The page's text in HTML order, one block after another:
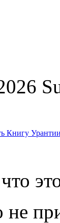
Книгу Урантии
не